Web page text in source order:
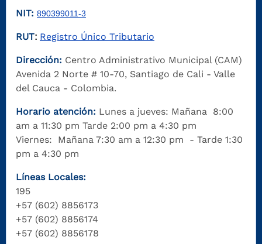
NIT: 890399011-3
RUT: Registro Único Tributario
Dirección: Centro Administrativo Municipal (CAM)
Avenida 2 Norte # 10-70, Santiago de Cali - Valle
del Cauca - Colombia.
Horario atención: Lunes a jueves: Mañana 8:00
am a 11:30 pm Tarde 2:00 pm a 4:30 pm
Viernes: Mañana 7:30 am a 12:30 pm - Tarde 1:30
pm a 4:30 pm
Líneas Locales:
195
+57 (602) 8856173
+57 (602) 8856174
+57 (602) 8856178